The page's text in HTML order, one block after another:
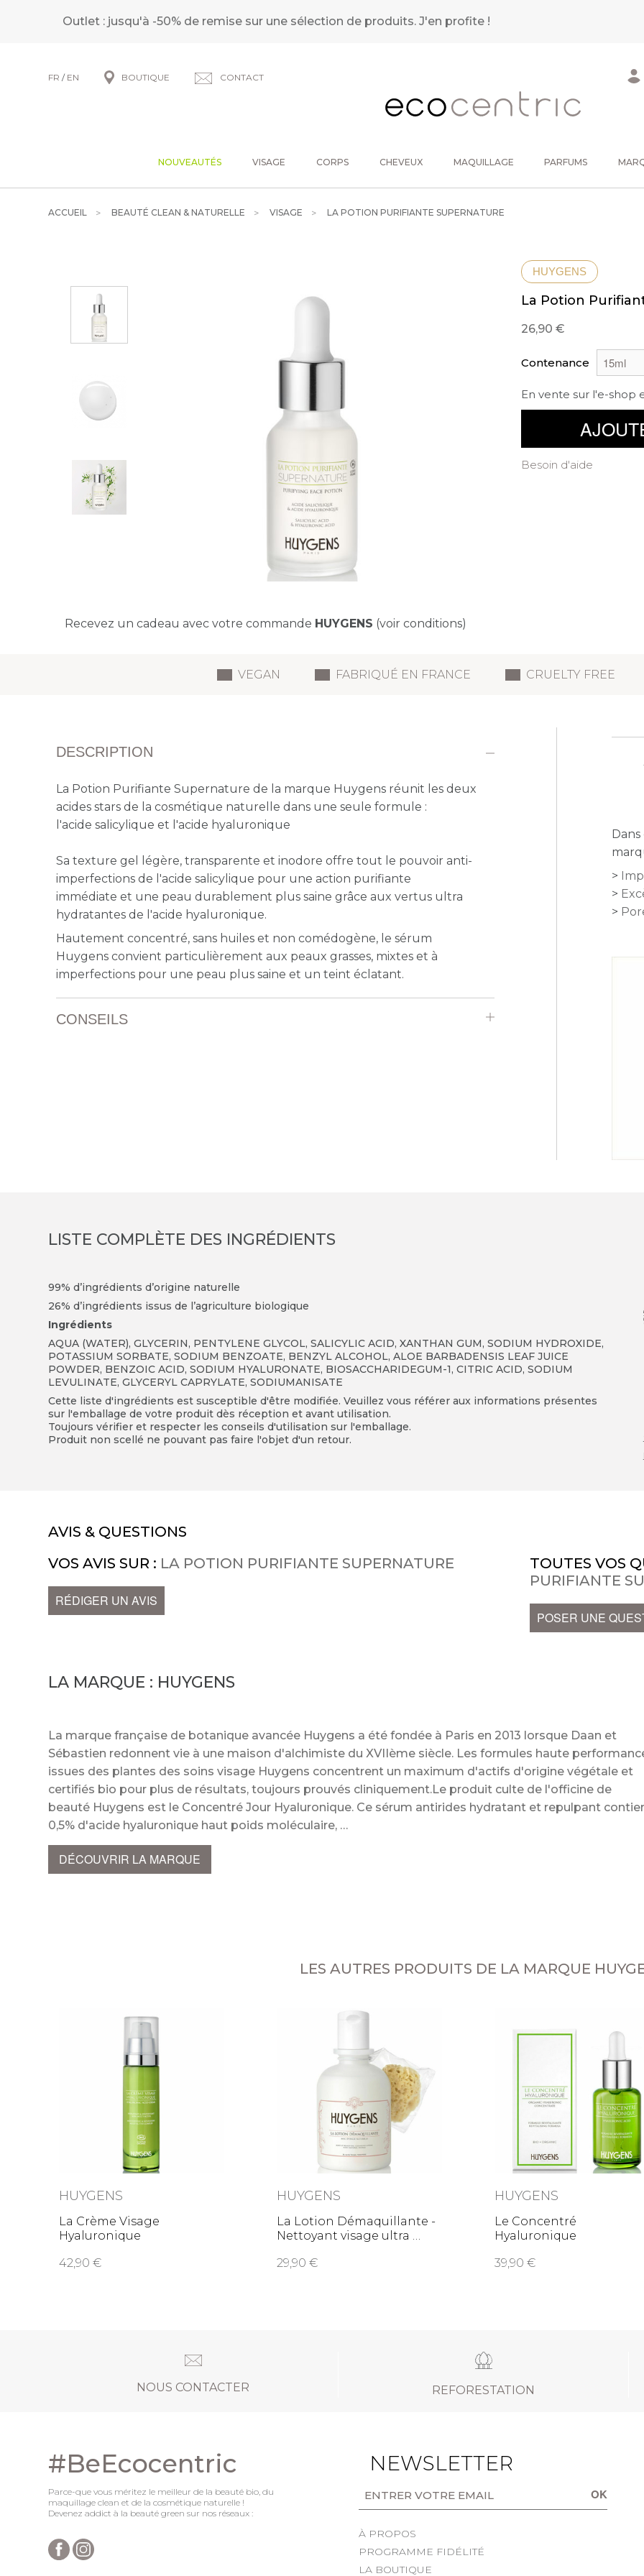
Outlet : jusqu'à -50% de remise sur une sélection de produits.J'en profite !
FR / EN BOUTIQUE CONTACT
NOUVEAUTÉS VISAGE CORPS CHEVEUX MAQUILLAGE PARFUMS
ACCUEIL BEAUTÉ CLEAN & NATURELLE VISAGE LA POTION PURIFIANTE SUPERNATURE
Recevez un cadeau avec votre commande HUYGENS (voir conditions)
HUYGENS
La Potion
26,90
Contenance
En vente sur l'e-shop
Besoin d'aide
VEGAN FABRIQUÉ EN FRANCE CRUELTY FREE
DESCRIPTION
La Potion Purifiante Supernature de la marque Huygens réunit les deux
acides stars de la cosmétique naturelle dans une seule formule :
l'acide salicylique et l'acide hyaluronique
Sa texture gel légère, transparente et inodore offre tout le pouvoir anti-
imperfections de l'acide salicylique pour une action purifiante
immédiate et une peau durablement plus saine grâce aux vertus ultra
hydratantes de l'acide hyaluronique.
Hautement concentré, sans huiles et non comédogène, le sérum
Huygens convient particulièrement aux peaux grasses, mixtes et à
imperfections pour une peau plus saine et un teint éclatant.
CONSEILS
LISTE COMPLÈTE DES INGRÉDIENTS
99% d’ingrédients d’origine naturelle
26% d’ingrédients issus de l’agriculture biologique
Ingrédients
AQUA (WATER), GLYCERIN, PENTYLENE GLYCOL, SALICYLIC ACID, XANTHAN GUM, SODIUM HYDROXIDE,
POTASSIUM SORBATE, SODIUM BENZOATE, BENZYL ALCOHOL, ALOE BARBADENSIS LEAF JUICE
POWDER, BENZOIC ACID, SODIUM HYALURONATE, BIOSACCHARIDEGUM-1, CITRIC ACID, SODIUM
LEVULINATE, GLYCERYL CAPRYLATE, SODIUMANISATE
Cette liste d'ingrédients est susceptible d'être modifiée. Veuillez vous référer aux informations présentes
sur l'emballage de votre produit dès réception et avant utilisation.
Toujours vérifier et respecter les conseils d'utilisation sur l'emballage.
Produit non scellé ne pouvant pas faire l'objet d'un retour.
AVIS & QUESTIONS
VOS AVIS SUR : LA POTION PURIFIANTE SUPERNATURE
RÉDIGER UN AVIS
TOUTES VOS
PURIFIANTE
POSER UNE
LA MARQUE : HUYGENS
La marque française de botanique avancée Huygens a été fondée à Paris en 2013 lorsque Daan et
Sébastien redonnent vie à une maison d'alchimiste du XVIIème siècle. Les formules haute
issues des plantes des soins visage Huygens concentrent un maximum d'actifs d'origine végétale et
certifiés bio pour plus de résultats, toujours prouvés cliniquement.Le produit culte de l'officine de
beauté Huygens est le Concentré Jour Hyaluronique. Ce sérum antirides hydratant et repulpant
0,5% d'acide hyaluronique haut poids moléculaire,
DÉCOUVRIR LA MARQUE
LES AUTRES PRODUITS DE LA MARQUE
HUYGENS
La Crème Visage
Hyaluronique
42,90
HUYGENS
La Lotion Démaquillante -
Nettoyant visage ultra
29,90
HUYGENS
Le Concentré
Hyaluronique
39,90
NOUS CONTACTER REFORESTATION
#BeEcocentric
Parce-que vous méritez le meilleur de la beauté bio, du
maquillage clean et de la cosmétique naturelle !
Devenez addict à la beauté green sur nos réseaux :
NEWSLETTER
OK
À PROPOS
PROGRAMME FIDÉLITÉ
LA BOUTIQUE